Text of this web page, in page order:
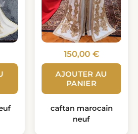
150,00 €
AJOUTER AU
PANIER
caftan marocain
neuf